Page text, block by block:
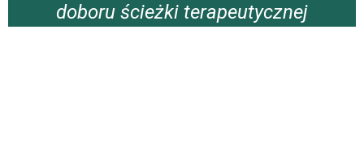
doboru ścieżki terapeutycznej